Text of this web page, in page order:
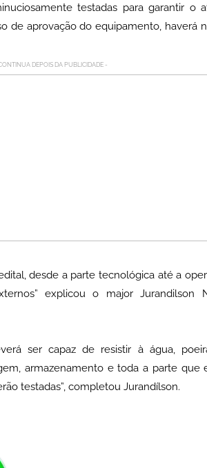
testadas para garantir o
de aprovação do equipamento, haverá
DEPOIS DA PUBLICIDADE -
desde a parte tecnológica até a
explicou o major Jurandilson
ser capaz de resistir à água,
armazenamento e toda a parte que
testadas”, completou Jurandílson.